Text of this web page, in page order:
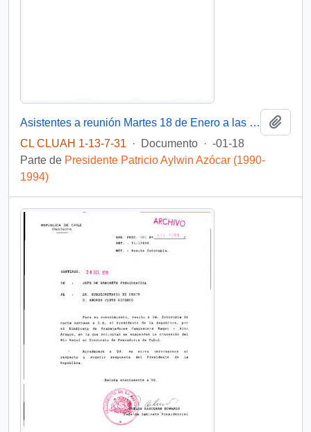
Asistentes a reunión Martes 18 de Enero a las 18 hrs.
CL CLUAH 1-13-7-31
· Documento · -01-18
Parte de Presidente Patricio Aylwin Azócar (1990-
1994)